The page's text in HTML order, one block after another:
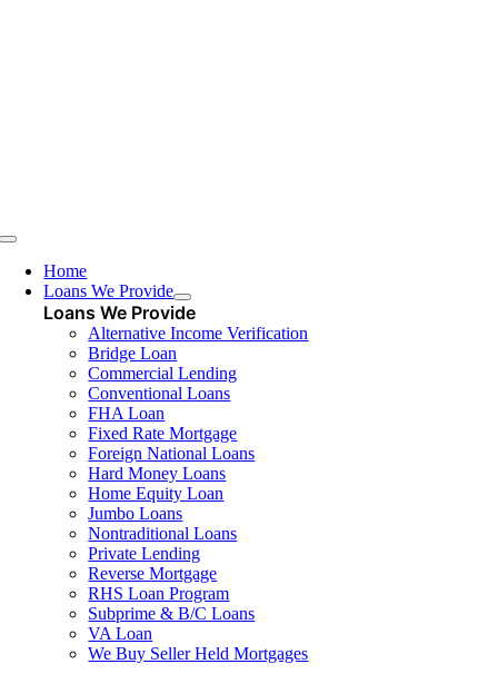
Toggle
NavigationHome
Loans We Provide
Loans We Provide
Alternative Income Verification
Bridge Loan
Commercial Lending
Conventional Loans
FHA Loan
Fixed Rate Mortgage
Foreign National Loans
Hard Money Loans
Home Equity Loan
Jumbo Loans
Nontraditional Loans
Private Lending
Reverse Mortgage
RHS Loan Program
Subprime & B/C Loans
VA Loan
We Buy Seller Held Mortgages